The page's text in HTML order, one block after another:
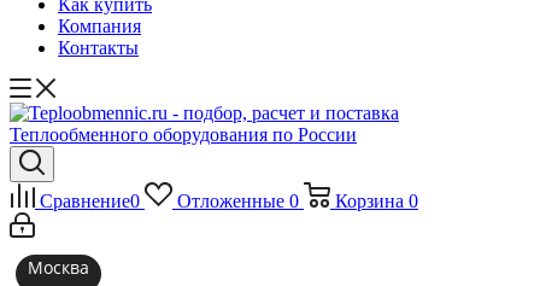
Как купить
Компания
Контакты
Сравнение0 Отложенные 0 Корзина 0
Москва